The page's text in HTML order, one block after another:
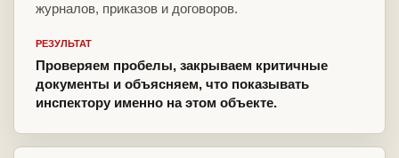
журналов, приказов и договоров.
РЕЗУЛЬТАТ
Проверяем пробелы, закрываем критичные
документы и объясняем, что показывать
инспектору именно на этом объекте.